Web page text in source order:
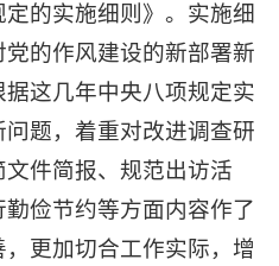
的实施细则》。实施细
的作风建设的新部署新
这几年中央八项规定实
题，着重对改进调查研
件简报、规范出访活
俭节约等方面内容作了
更加切合工作实际，增